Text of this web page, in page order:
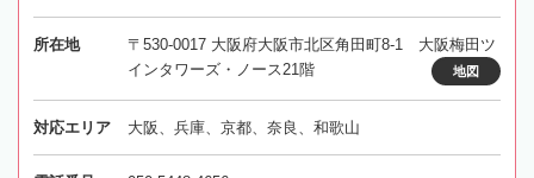
所在地
〒530-0017 大阪府大阪市北区角田町8-1 大阪梅田ツ
インタワーズ・ノース21階
地図
対応エリア 大阪、兵庫、京都、奈良、和歌山